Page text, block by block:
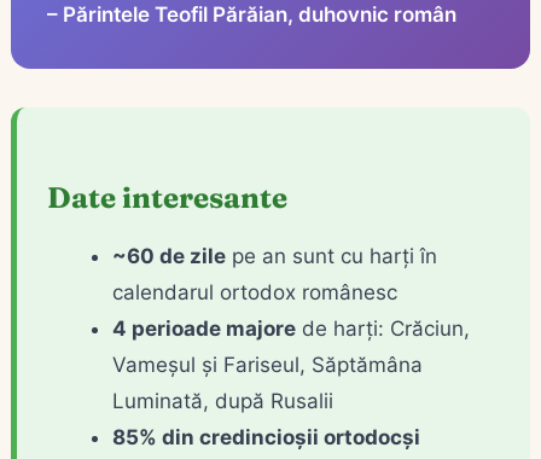
– Părintele Teofil Părăian, duhovnic român
Date interesante
~60 de zile pe an sunt cu harți în
calendarul ortodox românesc
4 perioade majore de harți: Crăciun,
Vameșul și Fariseul, Săptămâna
Luminată, după Rusalii
85% din credincioșii ortodocși